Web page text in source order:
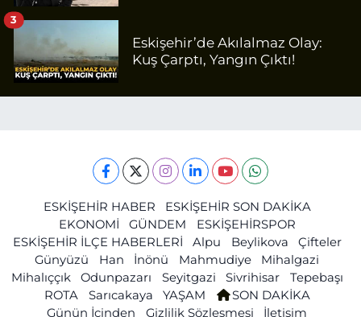
Eskişehir’de Akılalmaz Olay:
Kuş Çarptı, Yangın Çıktı!
3
ESKİŞEHİR HABER
ESKİŞEHİR SON DAKİKA
EKONOMİ
GÜNDEM
ESKİŞEHİRSPOR
ESKİŞEHİR İLÇE HABERLERİ
Alpu Beylikova
Çifteler
Günyüzü
Han İnönü Mahmudiye
Mihalgazi
Mihalıççık
Odunpazarı Seyitgazi Sivrihisar
Tepebaşı
ROTA
Sarıcakaya YAŞAM
SON DAKİKA
Günün İçinden
Gizlilik Sözleşmesi
İletişim